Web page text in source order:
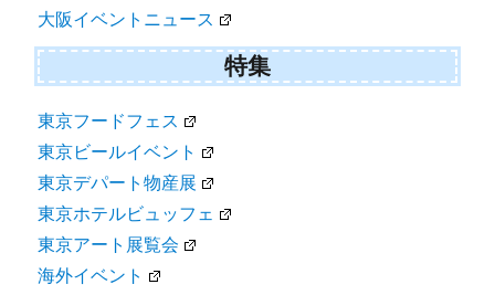
大阪イベントニュース
特集
東京フードフェス
東京ビールイベント
東京デパート物産展
東京ホテルビュッフェ
東京アート展覧会
海外イベント